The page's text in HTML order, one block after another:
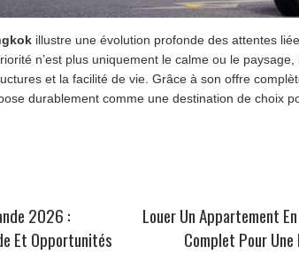
illustre une évolution profonde des attentes
n’est plus uniquement le calme ou le paysage,
et la facilité de vie. Grâce à son offre
durablement comme une destination de choix
2026 :
Et Opportunités
Louer Un Appartement
Complet Pour